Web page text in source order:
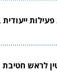
לראש חטיבת